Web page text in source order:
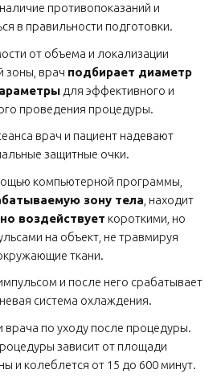
противопоказаний и
в правильности подготовки.
от объема и локализации
зоны, врач подбирает диаметр
для эффективного и
проведения процедуры.
врач и пациент надевают
защитные очки.
компьютерной программы,
зону тела , находит
воздействует короткими, но
на объект, не травмируя
ткани.
и после него срабатывает
система охлаждения.
врача по уходу после процедуры.
зависит от площади
и колеблется от 15 до 600 минут.